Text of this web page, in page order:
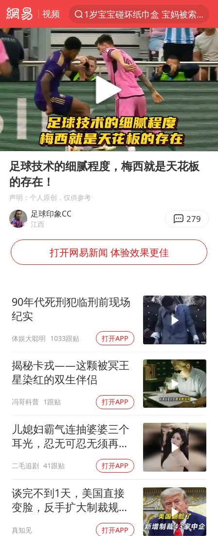
视频
1岁宝宝碰坏纸巾盒 宝妈被索赔924元
以“新”破局 首发经济点亮城市消费活力
Meta被判支付5.67亿美元
47岁妈妈突然产女 26岁女儿：很震惊
阿根廷足协发文力挺因凡蒂诺
中国稀土盘中涨停
A股开盘：民爆、CPO等概念走强
日本广岛民众举行游行反对政府行径
21楼高空抛物嫌疑人被拘留
台风白海豚最新路径研判来了
OpenAI为免费用户升级GPT-5.6 Luna
粉笔发布“自曝式”公开信
我国编制完成新版全月地质图
现代版摸金校尉落网查获400多枚古币
毛宁转发梯田音乐会视频海外网友赞叹
奋进开新局 实干挑大梁
Play
00:00 00:55
足球技术的细腻程度，梅西就是天花板
的存在！
声明：个人原创，仅供参考
足球印象CC
江西 279
打开网易新闻 体验效果更佳
90年代死刑犯临刑前现场
纪实
体娱大聪明 1033跟贴 打开APP
揭秘卡戎——这颗被冥王
星染红的双生伴侣
冯哥科普 1跟贴 打开APP
儿媳妇霸气连抽婆婆三个
耳光，忍无可忍无须再
二毛追剧 41跟贴 打开APP
谈完不到1天，美国直接
变脸，反手扩大制裁规
模，43家中企遭殃
真知见 打开APP